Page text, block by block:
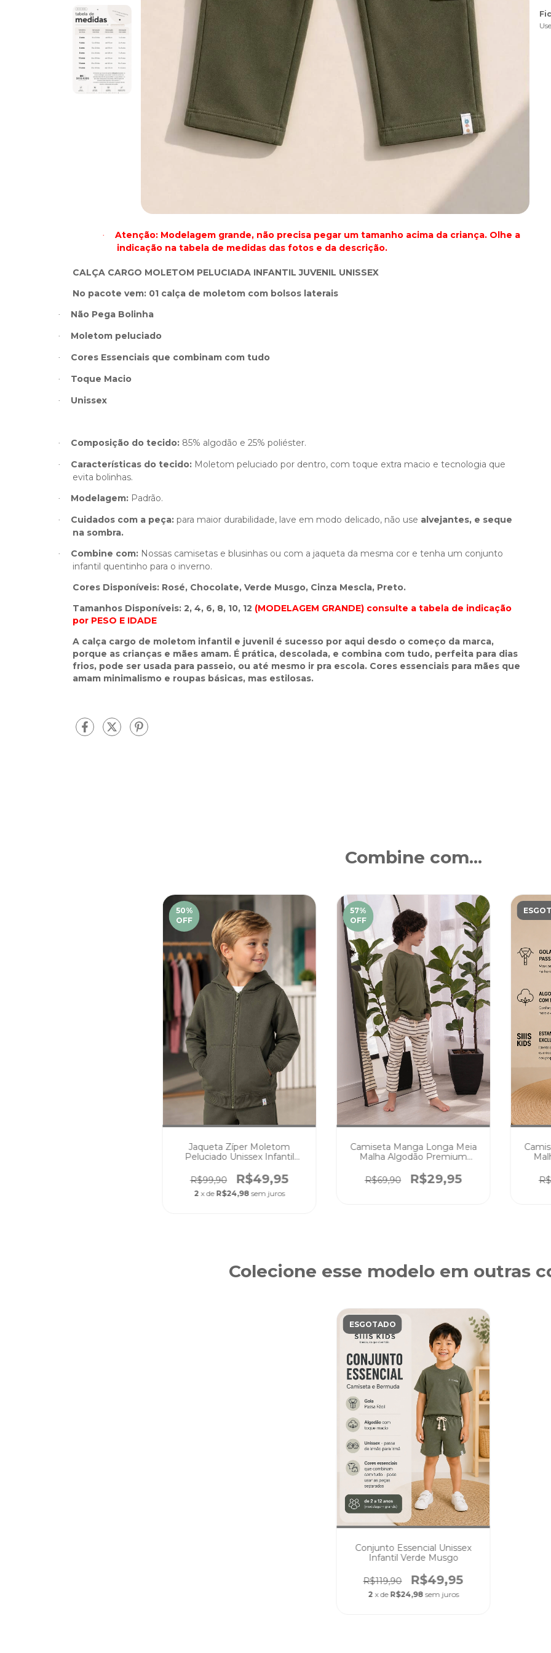
·
Atenção: Modelagem grande, não precisa pegar um tamanho acima da criança. Olhe a
indicação na tabela de medidas das fotos e da descrição.
CALÇA CARGO MOLETOM PELUCIADA INFANTIL JUVENIL UNISSEX
No pacote vem: 01 calça de moletom com bolsos laterais
· Não Pega Bolinha
· Moletom peluciado
· Cores Essenciais que combinam com tudo
· Toque Macio
· Unissex
· Composição do tecido: 85% algodão e 25% poliéster.
· Características do tecido: Moletom peluciado por dentro, com toque extra macio e tecnologia que
evita bolinhas.
· Modelagem: Padrão.
· Cuidados com a peça: para maior durabilidade, lave em modo delicado, não use alvejantes, e seque
na sombra.
· Combine com: Nossas camisetas e blusinhas ou com a jaqueta da mesma cor e tenha um conjunto
infantil quentinho para o inverno.
Cores Disponíveis: Rosé, Chocolate, Verde Musgo, Cinza Mescla, Preto.
Tamanhos Disponíveis: 2, 4, 6, 8, 10, 12 (MODELAGEM GRANDE) consulte a tabela de indicação
por PESO E IDADE
A calça cargo de moletom infantil e juvenil é sucesso por aqui desdo o começo da marca,
porque as crianças e mães amam. É prática, descolada, e combina com tudo, perfeita para dias
frios, pode ser usada para passeio, ou até mesmo ir pra escola. Cores essenciais para mães que
amam minimalismo e roupas básicas, mas estilosas.
Combine com...
50%
OFF
Jaqueta Zíper Moletom
Peluciado Unissex Infantil
R$99,90
R$49,95
2 x de R$24,98 sem juros
57%
OFF
Camiseta Manga Longa Meia
Malha Algodão Premium
R$69,90
R$29,95
Colecione esse modelo em outras
ESGOTADO
Conjunto Essencial Unissex
Infantil Verde Musgo
R$119,90 R$49,95
2 x de R$24,98 sem juros